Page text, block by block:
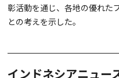
彰活動を通じ、各地の優れた
との考えを示した。
インドネシアニュー